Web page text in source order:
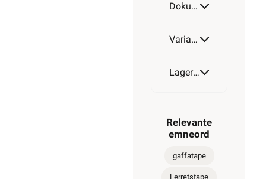
Dokumentasjon
Varianter av artikkel
Lagerstatus
Relevante
emneord
gaffatape
Lerretstape